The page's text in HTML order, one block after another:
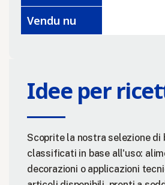
Vendu nu
Idee per
Scoprite la nostra selezione di
classificati in base all'uso:
decorazioni o applicazioni